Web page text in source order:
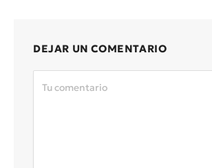
DEJAR UN COMENTARIO